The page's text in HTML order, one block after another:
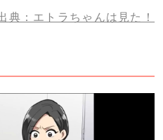
典：エトラちゃんは見た！